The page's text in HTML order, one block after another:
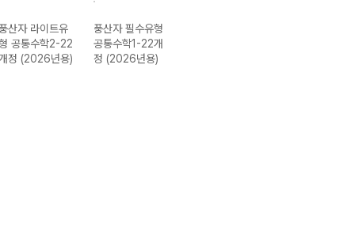
풍산자 라이트유
공통수학2-22
정 (2026년용)
풍산자 필수유형
공통수학1-22개
정 (2026년용)